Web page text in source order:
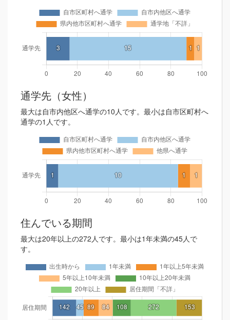
通学先（女性）
最大は自市内他区へ通学の10人です。最小は自市区町村へ
通学の1人です。
住んでいる期間
最大は20年以上の272人です。最小は1年未満の45人で
す。